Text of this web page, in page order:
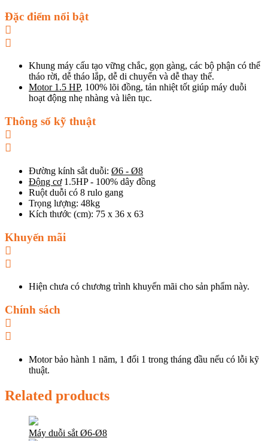
Đặc điểm nổi bật
Khung máy cấu tạo vững chắc, gọn gàng, các bộ phận có thể
tháo rời, dễ tháo lắp, dễ di chuyển và dễ thay thế.
Motor 1.5 HP, 100% lõi đồng, tản nhiệt tốt giúp máy duỗi
hoạt động nhẹ nhàng và liên tục.
Thông số kỹ thuật
Đường kính sắt duỗi: Ø6 - Ø8
Động cơ1.5HP - 100% dây đồng
Ruột duỗi có 8 rulo gang
Trọng lượng: 48kg
Kích thước (cm): 75 x 36 x 63
Khuyến mãi
Hiện chưa có chương trình khuyến mãi cho sản phẩm này.
Chính sách
Motor bảo hành 1 năm, 1 đổi 1 trong tháng đầu nếu có lỗi kỹ
thuật.
Related products
Máy duỗi sắt Ø6-Ø8